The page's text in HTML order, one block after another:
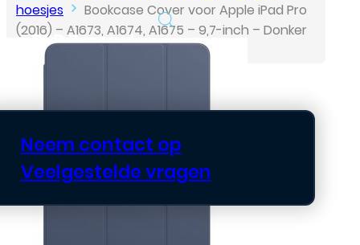
B2B Portaal
Neem contact op
Veelgestelde vragen
hoesjes
Bookcase Cover voor Apple iPad Pro
(2016) – A1673, A1674, A1675 – 9,7-inch – Donker
Blauw